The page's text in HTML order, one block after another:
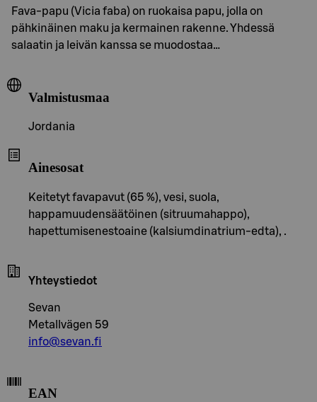
Fava-papu (Vicia faba) on ruokaisa papu, jolla on
pähkinäinen maku ja kermainen rakenne. Yhdessä
salaatin ja leivän kanssa se muodostaa…
Valmistusmaa
Jordania
Ainesosat
Keitetyt favapavut (65 %), vesi, suola,
happamuudensäätöinen (sitruumahappo),
hapettumisenestoaine (kalsiumdinatrium-edta), .
Yhteystiedot
Sevan
Metallvägen 59
info@sevan.fi
EAN